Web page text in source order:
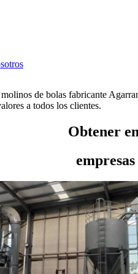
de bolas fabricante
a todos los clientes.
Obtener